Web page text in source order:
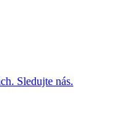
Sledujte nás.